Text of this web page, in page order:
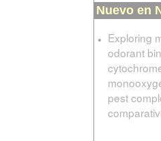
Nuevo en
Exploring
odorant
pest